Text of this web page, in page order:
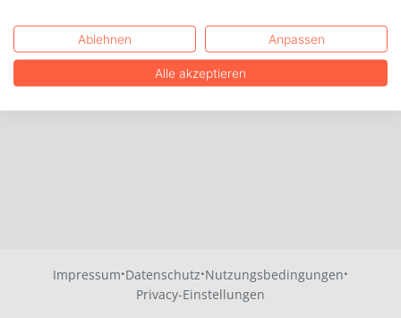
Impressum·Datenschutz·Nutzungsbedingungen·
Privacy-Einstellungen
Ablehnen Anpassen
Alle akzeptieren